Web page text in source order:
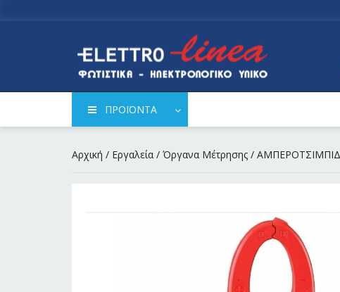
ΠΡΟΪΟΝΤΑ
Αρχική / Εργαλεία / Όργανα Μέτρησης /